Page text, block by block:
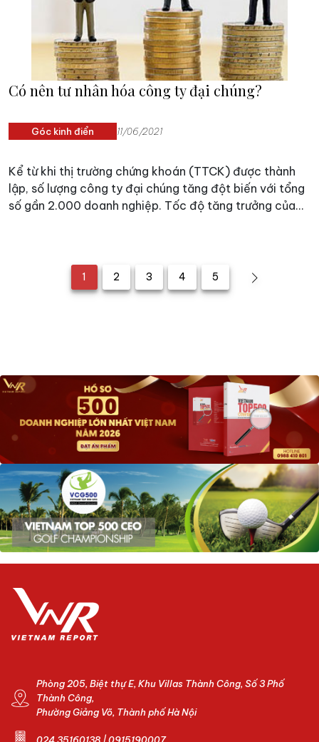
Có nên tư nhân hóa công ty đại chúng?
Góc kinh điển 11/06/2021
Kể từ khi thị trường chứng khoán (TTCK) được thành
lập, số lượng công ty đại chúng tăng đột biến với tổng
số gần 2.000 doanh nghiệp. Tốc độ tăng trưởng của
số công ty đại chúng xuất hiện trong giai đoạn 2007-
1 2 3 4 5
Phòng 205, Biệt thự E, Khu Villas Thành Công, Số 3 Phố
Thành Công,
Phường Giảng Võ, Thành phố Hà Nội